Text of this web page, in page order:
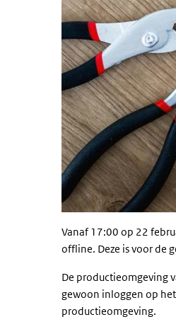
Vanaf 17:00 op 22
offline. Deze is voor de
De productieomgeving
gewoon inloggen op
productieomgeving.